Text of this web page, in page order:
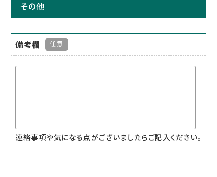
その他
備考欄 任意
連絡事項や気になる点がございましたらご記入ください。